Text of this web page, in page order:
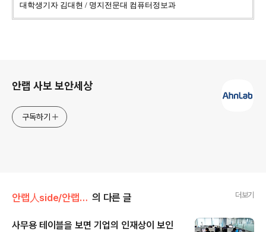
대학생기자 김대현 / 명지전문대 컴퓨터정보과
안랩 사보 보안세상
구독하기
안랩人side/안랩컬처 의 다른 글 더보기
사무용 테이블을 보면 기업의 인재상이 보인